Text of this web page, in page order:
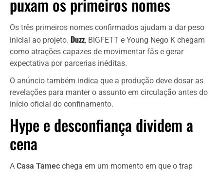
puxam os primeiros nomes
Os três primeiros nomes confirmados ajudam a dar peso
inicial ao projeto. Duzz, BIGFETT e Young Nego K chegam
como atrações capazes de movimentar fãs e gerar
expectativa por parcerias inéditas.
O anúncio também indica que a produção deve dosar as
revelações para manter o assunto em circulação antes do
início oficial do confinamento.
Hype e desconfiança dividem a
cena
A Casa Tamec chega em um momento em que o trap